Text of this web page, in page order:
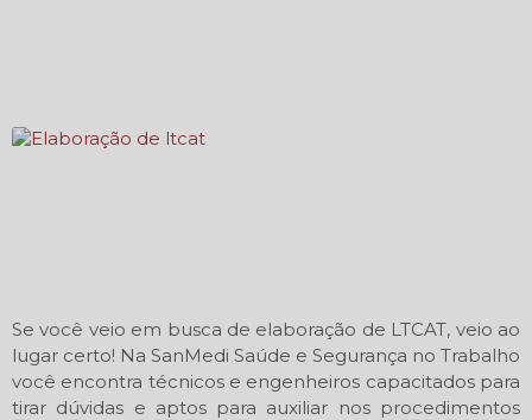
Se você veio em busca de elaboração de LTCAT, veio ao
lugar certo! Na SanMedi Saúde e Segurança no Trabalho
você encontra técnicos e engenheiros capacitados para
tirar dúvidas e aptos para auxiliar nos procedimentos